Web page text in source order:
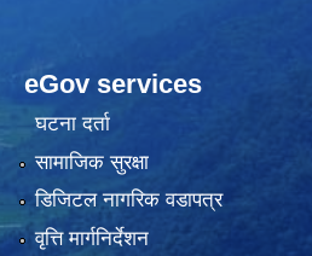
eGov services
घटना दर्ता
सामाजिक सुरक्षा
डिजिटल नागरिक वडापत्र
वृत्ति मार्गनिर्देशन